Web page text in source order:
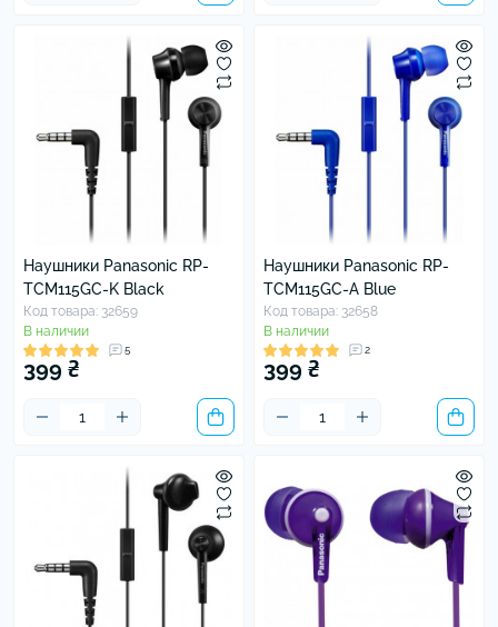
Наушники Panasonic RP-
TCM115GC-K Black
Код товара: 32659
В наличии
5
399 ₴
Наушники Panasonic RP-
TCM115GC-A Blue
Код товара: 32658
В наличии
2
399 ₴